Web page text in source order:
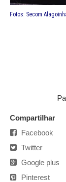
Fotos: Secom
Compartilhar
Facebook
Twitter
Google plus
Pinterest